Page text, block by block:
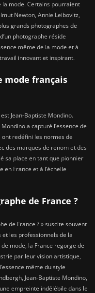
la mode. Certains pourraient
Newton, Annie Leibovitz,
grands photographes de
photographe réside
même de la mode et à
innovant et inspirant.
mode français
Jean-Baptiste Mondino.
a capturé l’essence de
redéfini les normes de
des marques de renom et des
sa place en tant que pionnier
en France et à l’échelle
de France ?
de France ? » suscite souvent
les professionnels de la
mode, la France regorge de
par leur vision artistique,
même du style
Jean-Baptiste Mondino,
empreinte indélébile dans le